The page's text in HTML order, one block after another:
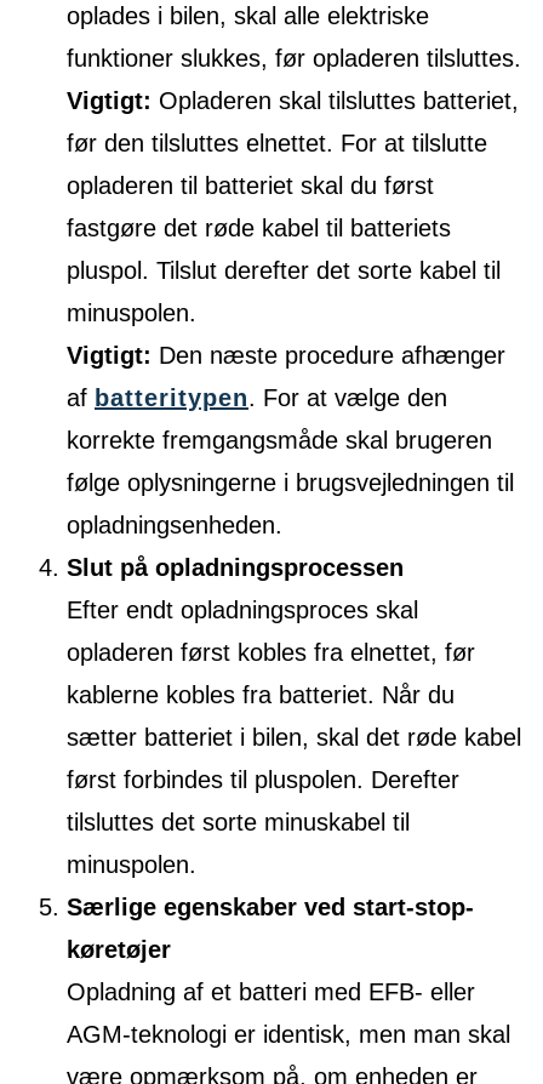
oplades i bilen, skal alle elektriske
funktioner slukkes, før opladeren tilsluttes.
Vigtigt: Opladeren skal tilsluttes batteriet,
før den tilsluttes elnettet. For at tilslutte
opladeren til batteriet skal du først
fastgøre det røde kabel til batteriets
pluspol. Tilslut derefter det sorte kabel til
minuspolen.
Vigtigt: Den næste procedure afhænger
af batteritypen. For at vælge den
korrekte fremgangsmåde skal brugeren
følge oplysningerne i brugsvejledningen til
opladningsenheden.
Slut på opladningsprocessen
Efter endt opladningsproces skal
opladeren først kobles fra elnettet, før
kablerne kobles fra batteriet. Når du
sætter batteriet i bilen, skal det røde kabel
først forbindes til pluspolen. Derefter
tilsluttes det sorte minuskabel til
minuspolen.
Særlige egenskaber ved start-stop-
køretøjer
Opladning af et batteri med EFB- eller
AGM-teknologi er identisk, men man skal
være opmærksom på, om enheden er